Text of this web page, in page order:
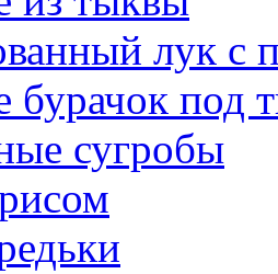
лук с
бурачок под
сугробы